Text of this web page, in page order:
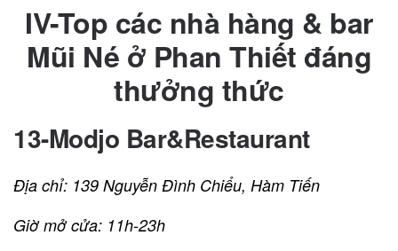
IV-Top các nhà hàng & bar
Mũi Né ở Phan Thiết đáng
thưởng thức
13-Modjo Bar&Restaurant
Địa chỉ: 139 Nguyễn Đình Chiểu, Hàm Tiến
Giờ mở cửa: 11h-23h